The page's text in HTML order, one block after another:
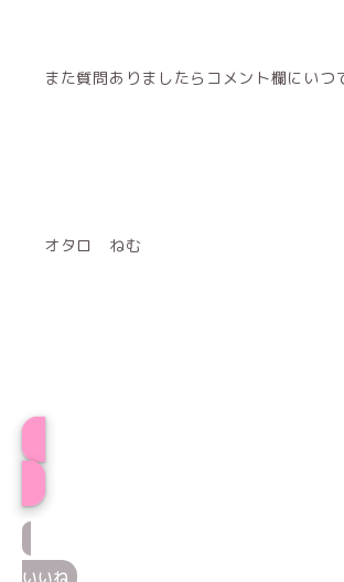
また質問ありましたらコメント欄にいつ
オタロ ねむ
いいね